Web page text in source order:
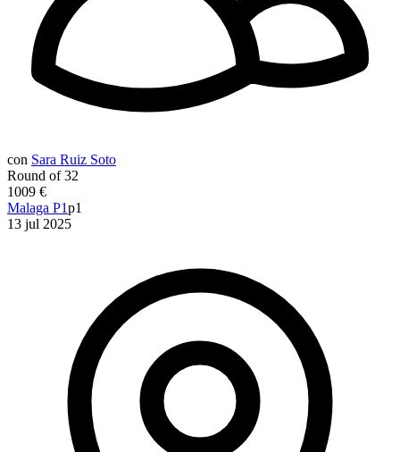
con Sara Ruiz Soto
Round of 32
1009 €
Malaga P1p1
13 jul 2025